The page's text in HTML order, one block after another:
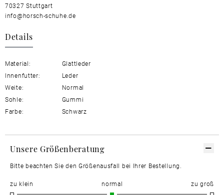
70327 Stuttgart
info@horsch-schuhe.de
Details
Material:
Glattleder
Innenfutter:
Leder
Weite:
Normal
Sohle:
Gummi
Farbe:
Schwarz
Unsere Größenberatung
Bitte beachten Sie den Größenausfall bei Ihrer Bestellung.
zu klein normal zu groß